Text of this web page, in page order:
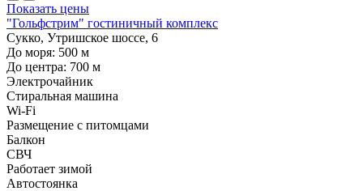
Показать цены
"Гольфстрим" гостиничный комплекс
Сукко, Утришское шоссе, 6
До моря: 500 м
До центра: 700 м
Электрочайник
Стиральная машина
Wi-Fi
Размещение с питомцами
Балкон
СВЧ
Работает зимой
Автостоянка